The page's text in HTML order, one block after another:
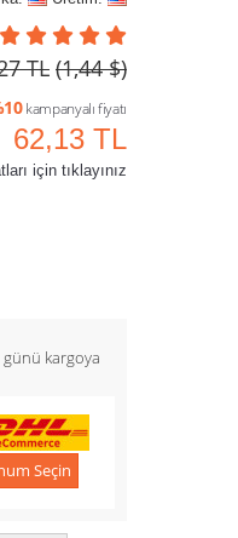
TL (1,44 $)
kampanyalı fiyatı
62,13 TL
için tıklayınız
günü kargoya
Seçin